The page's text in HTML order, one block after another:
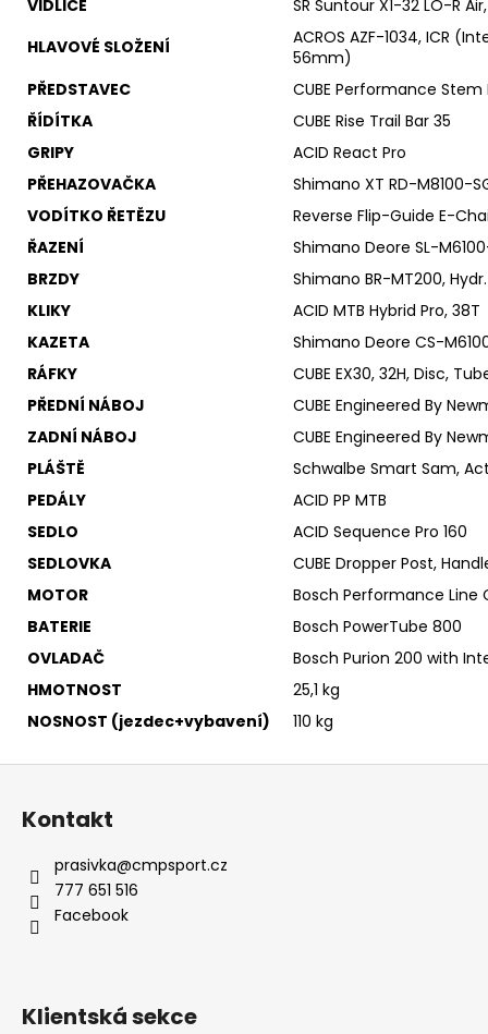
VIDLICE
SR Suntour X1-32 LO-R
HLAVOVÉ SLOŽENÍ
ACROS AZF-1034, ICR
56mm)
PŘEDSTAVEC
CUBE Performance Stem
ŘÍDÍTKA
CUBE Rise Trail Bar 35
GRIPY
ACID React Pro
PŘEHAZOVAČKA
Shimano XT RD-M8100-
VODÍTKO ŘETĚZU
Reverse Flip-Guide E-
ŘAZENÍ
Shimano Deore SL-
BRZDY
Shimano BR-MT200,
KLIKY
ACID MTB Hybrid Pro, 38T
KAZETA
Shimano Deore CS-
RÁFKY
CUBE EX30, 32H, Disc,
PŘEDNÍ NÁBOJ
CUBE Engineered By
ZADNÍ NÁBOJ
CUBE Engineered By
PLÁŠTĚ
Schwalbe Smart Sam,
PEDÁLY
ACID PP MTB
SEDLO
ACID Sequence Pro 160
SEDLOVKA
CUBE Dropper Post,
MOTOR
Bosch Performance Line
BATERIE
Bosch PowerTube 800
OVLADAČ
Bosch Purion 200 with
HMOTNOST
25,1 kg
NOSNOST (jezdec+vybavení)
110 kg
Z
Kontakt
prasivka@cmpsport.cz
777 651 516
Facebook
Klientská sekce